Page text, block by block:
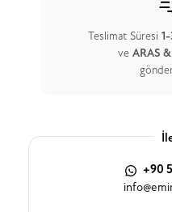
Teslimat Süresi
ve ARAS
+90